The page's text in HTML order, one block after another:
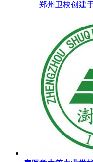
郑州卫校创建于